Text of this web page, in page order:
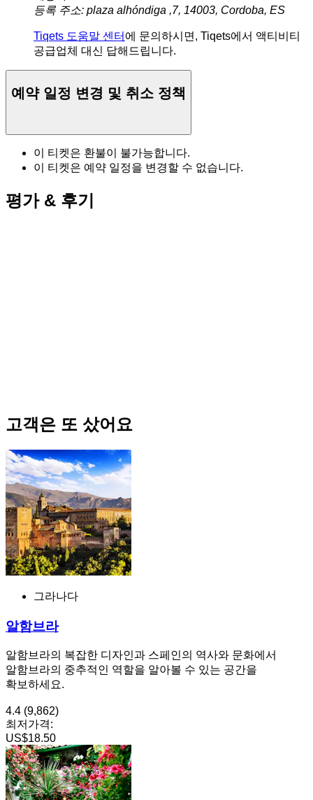
등록 주소: plaza alhóndiga ,7, 14003, Cordoba, ES
Tiqets 도움말 센터 에 문의하시면, Tiqets에서 액티비티
공급업체 대신 답해드립니다.
예약 일정 변경 및 취소 정책
이 티켓은 환불이 불가능합니다.
이 티켓은 예약 일정을 변경할 수 없습니다.
평가 & 후기
고객은 또 샀어요
그라나다
알함브라
알함브라의 복잡한 디자인과 스페인의 역사와 문화에서
알함브라의 중추적인 역할을 알아볼 수 있는 공간을
확보하세요.
4.4 (9,862)
최저가격:
US$18.50